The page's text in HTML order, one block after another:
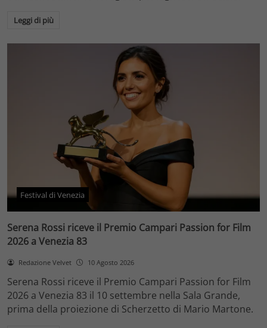
Leggi di più
Festival di Venezia
Serena Rossi riceve il Premio Campari Passion for Film
2026 a Venezia 83
Redazione Velvet 10 Agosto 2026
Serena Rossi riceve il Premio Campari Passion for Film
2026 a Venezia 83 il 10 settembre nella Sala Grande,
prima della proiezione di Scherzetto di Mario Martone.